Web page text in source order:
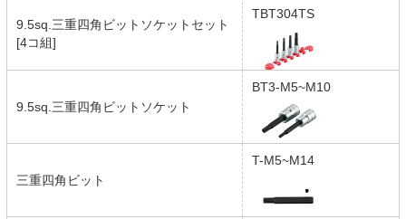
9.5sq.三重四角ビットソケットセット
[4コ組]
TBT304TS
9.5sq.三重四角ビットソケット
BT3-M5~M10
三重四角ビット
T-M5~M14